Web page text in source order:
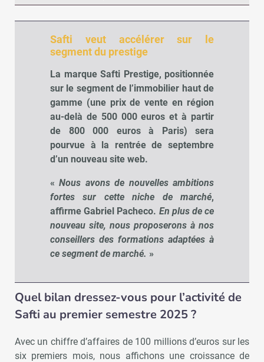
Safti veut accélérer sur le
segment du prestige
La marque Safti Prestige, positionnée
sur le segment de l’immobilier haut de
gamme (une prix de vente en région
au-delà de 500 000 euros et à partir
de 800 000 euros à Paris) sera
pourvue à la rentrée de septembre
d’un nouveau site web.
«Nous avons de nouvelles ambitions
fortes sur cette niche de marché,
affirme Gabriel Pacheco. En plus de ce
nouveau site, nous proposerons à nos
conseillers des formations adaptées à
ce segment de marché. »
Quel bilan dressez-vous pour l’activité de
Safti au premier semestre 2025 ?
Avec un chiffre d’affaires de 100 millions d’euros sur les
six premiers mois, nous affichons une croissance de